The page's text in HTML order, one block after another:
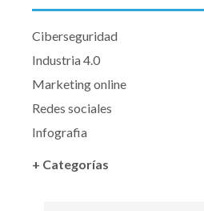
Ciberseguridad
Industria 4.0
Marketing online
Redes sociales
Infografia
+ Categorías